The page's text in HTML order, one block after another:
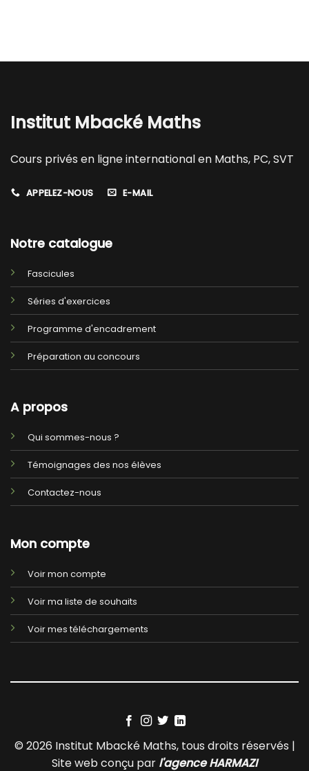
Institut Mbacké Maths
Cours privés en ligne international en Maths, PC, SVT
APPELEZ-NOUS E-MAIL
Notre catalogue
Fascicules
Séries d'exercices
Programme d'encadrement
Préparation au concours
A propos
Qui sommes-nous ?
Témoignages des nos élèves
Contactez-nous
Mon compte
Voir mon compte
Voir ma liste de souhaits
Voir mes téléchargements
© 2026 Institut Mbacké Maths, tous droits réservés |
Site web conçu par l'agence HARMAZI